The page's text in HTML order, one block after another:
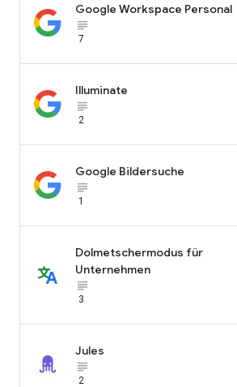
Google Workspace Personal
subject_black
7
Illuminate
subject_black
2
Google Bildersuche
subject_black
1
Dolmetschermodus für
Unternehmen
subject_black
3
Jules
subject_black
2